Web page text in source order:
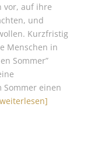
vor, auf ihre
und
Kurzfristig
Menschen in
Sommer”
einen